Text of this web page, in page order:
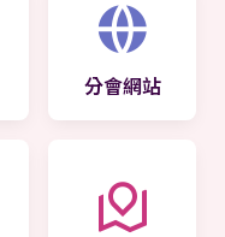
分會網站